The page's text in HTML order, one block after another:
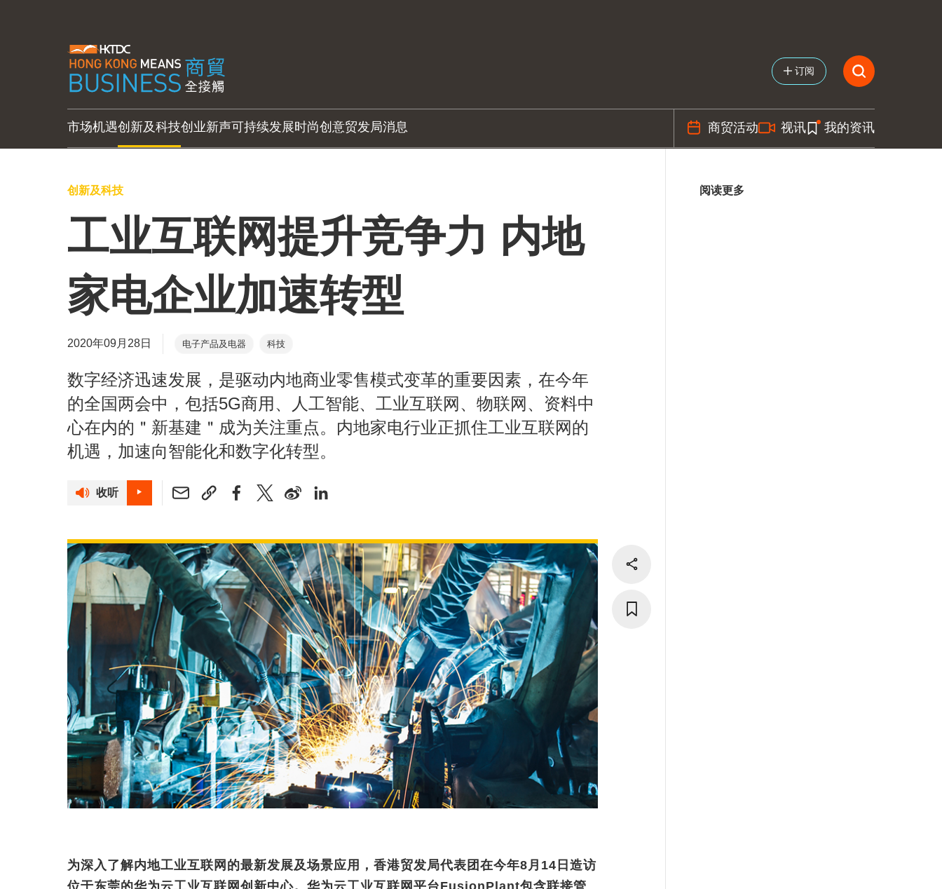
订阅
市场机遇创新及科技创业新声可持续发展时尚创意贸发局消息 商贸活动 视讯 我的资讯
创新及科技
工业互联网提升竞争力 内地
家电企业加速转型
2020年09月28日 电子产品及电器 科技
数字经济迅速发展，是驱动内地商业零售模式变革的重要因素，在今年
的全国两会中，包括5G商用、人工智能、工业互联网、物联网、资料中
心在内的＂新基建＂成为关注重点。内地家电行业正抓住工业互联网的
机遇，加速向智能化和数字化转型。
收听
为深入了解内地工业互联网的最新发展及场景应用，香港贸发局代表团在今年8月14日造访
阅读更多